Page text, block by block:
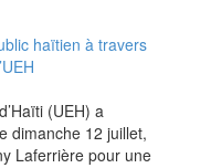
haïtien à travers
(UEH) a
dimanche 12 juillet,
Laferrière pour une